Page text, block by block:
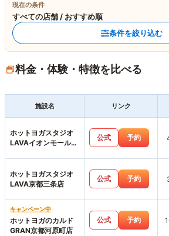
現在の条件
すべての店舗 / おすすめ順
条件を絞り込む
料金・体験・特徴を比べる
施設名 リンク
ホットヨガスタジオ
LAVAイオンモール北
公式 予約
ホットヨガスタジオ
LAVA京都三条店
公式 予約
キャンペーン中
ホットヨガのカルド
GRAN京都河原町店
公式 予約